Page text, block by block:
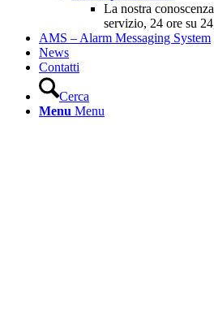
La nostra
servizio, 24 ore su
AMS – Alarm Messaging System
News
Contatti
Cerca
Menu Menu